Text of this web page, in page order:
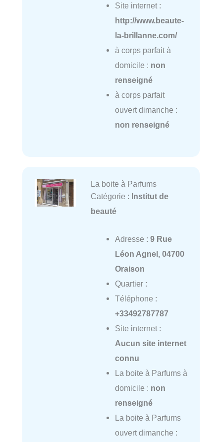
Site internet :
http://www.beaute-
la-brillanne.com/
à corps parfait à
domicile : non
renseigné
à corps parfait
ouvert dimanche :
non renseigné
La boite à Parfums
Catégorie : Institut de
beauté
Adresse : 9 Rue
Léon Agnel, 04700
Oraison
Quartier :
Téléphone :
+33492787787
Site internet :
Aucun site internet
connu
La boite à Parfums à
domicile : non
renseigné
La boite à Parfums
ouvert dimanche :